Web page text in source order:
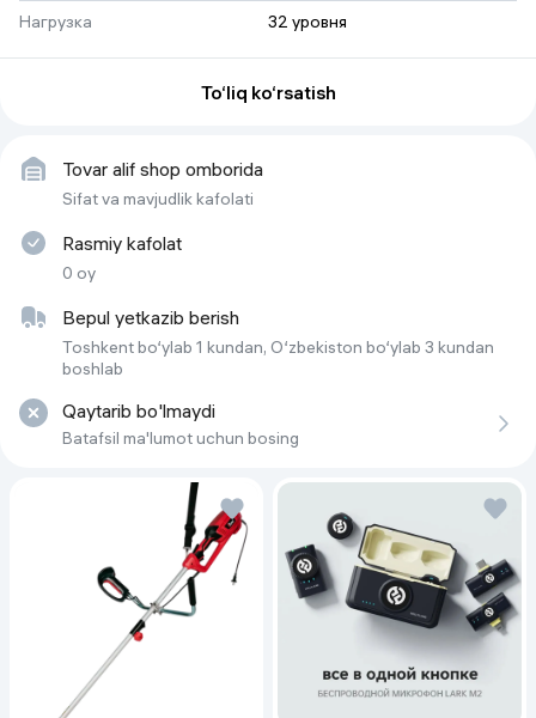
Нагрузка
32 уровня
Максимальный вес
150кг
To‘liq ko‘rsatish
Tovar alif shop omborida
Sifat va mavjudlik kafolati
Rasmiy kafolat
0 oy
Bepul yetkazib berish
Toshkent bo‘ylab 1 kundan, O‘zbekiston bo‘ylab 3 kundan
boshlab
Qaytarib bo'lmaydi
Batafsil ma'lumot uchun bosing